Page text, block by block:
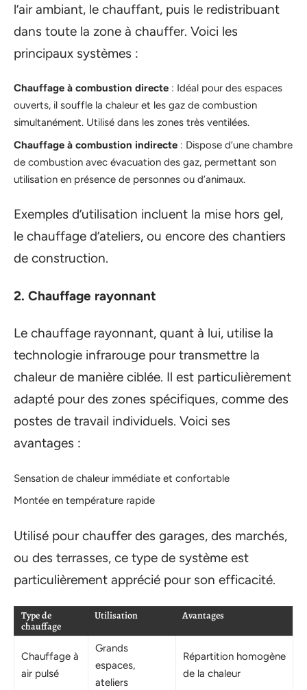
l’air ambiant, le chauffant, puis le redistribuant
dans toute la zone à chauffer. Voici les
principaux systèmes :
Chauffage à combustion directe : Idéal pour des espaces
ouverts, il souffle la chaleur et les gaz de combustion
simultanément. Utilisé dans les zones très ventilées.
Chauffage à combustion indirecte : Dispose d’une chambre
de combustion avec évacuation des gaz, permettant son
utilisation en présence de personnes ou d’animaux.
Exemples d’utilisation incluent la mise hors gel,
le chauffage d’ateliers, ou encore des chantiers
de construction.
2. Chauffage rayonnant
Le chauffage rayonnant, quant à lui, utilise la
technologie infrarouge pour transmettre la
chaleur de manière ciblée. Il est particulièrement
adapté pour des zones spécifiques, comme des
postes de travail individuels. Voici ses
avantages :
Sensation de chaleur immédiate et confortable
Montée en température rapide
Utilisé pour chauffer des garages, des marchés,
ou des terrasses, ce type de système est
particulièrement apprécié pour son efficacité.
Type de
chauffage
Utilisation Avantages
Chauffage à
air pulsé
Grands
espaces,
ateliers
Répartition homogène
de la chaleur